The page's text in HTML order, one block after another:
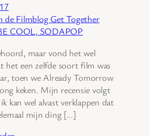
de Filmblog Get Together
COOL, SODAPOP
maar vond het wel
het een zelfde soort film was
toen we Already Tomorrow
keken. Mijn recensie volgt
kan wel alvast verklappen dat
mijn ding […]